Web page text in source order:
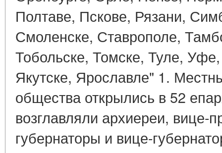
Полтаве, Пскове, Рязани,
Смоленске, Ставрополе,
Тобольске, Томске, Туле,
Якутске, Ярославле" 1.
общества открылись в 52
возглавляли архиереи, вице-
губернаторы и вице-